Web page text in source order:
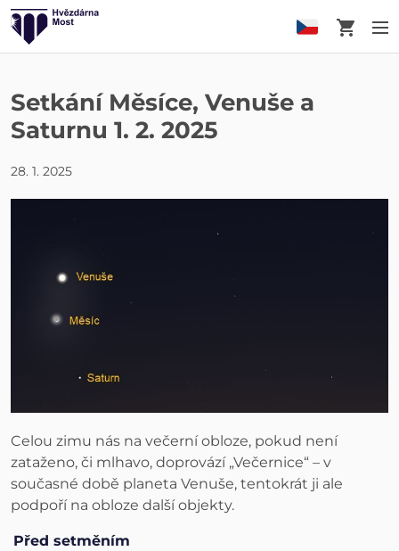
Košík
Setkání Měsíce, Venuše a
Saturnu 1. 2. 2025
28. 1. 2025
Celou zimu nás na večerní obloze, pokud není
zataženo, či mlhavo, doprovází „Večernice“ – v
současné době planeta Venuše, tentokrát ji ale
podpoří na obloze další objekty.
Před setměním